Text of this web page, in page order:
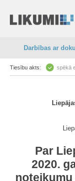
Darbības ar
Tiesību akts: spēkā
Par
2020.
noteikumu